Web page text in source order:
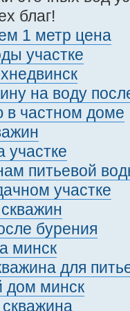
благ!
1 метр цена
участке
на воду
в частном доме
участке
питьевой
участке
бурения
минск
для
дом минск